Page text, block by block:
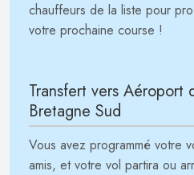
chauffeurs de la liste pour
votre prochaine course !
Transfert vers Aéroport
Bretagne Sud
Vous avez programmé votre
amis, et votre vol partira ou